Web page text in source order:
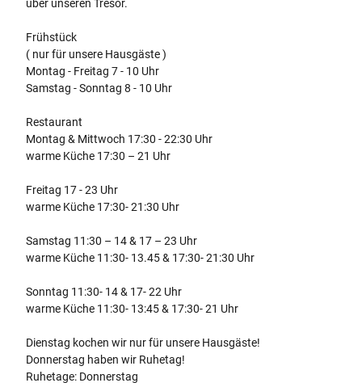
über unseren Tresor.
Frühstück
( nur für unsere Hausgäste )
Montag - Freitag 7 - 10 Uhr
Samstag - Sonntag 8 - 10 Uhr
Restaurant
Montag & Mittwoch 17:30 - 22:30 Uhr
warme Küche 17:30 – 21 Uhr
Freitag 17 - 23 Uhr
warme Küche 17:30- 21:30 Uhr
Samstag 11:30 – 14 & 17 – 23 Uhr
warme Küche 11:30- 13.45 & 17:30- 21:30 Uhr
Sonntag 11:30- 14 & 17- 22 Uhr
warme Küche 11:30- 13:45 & 17:30- 21 Uhr
Dienstag kochen wir nur für unsere Hausgäste!
Donnerstag haben wir Ruhetag!
Ruhetage: Donnerstag